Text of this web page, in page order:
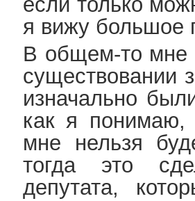
я вижу большое
В общем-то мне
существовании
изначально
как я понимаю,
мне нельзя
тогда это
депутата,